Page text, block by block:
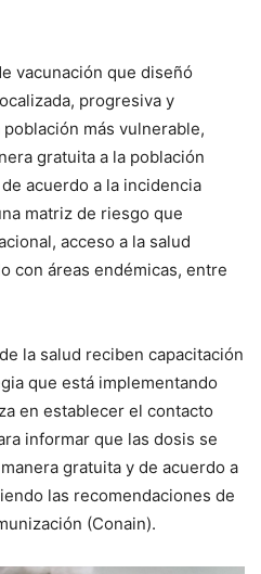
vacunación que diseñó
progresiva y
más vulnerable,
gratuita a la población
acuerdo a la incidencia
matriz de riesgo que
acceso a la salud
con áreas endémicas, entre
la salud reciben capacitación
que está implementando
en establecer el contacto
informar que las dosis se
gratuita y de acuerdo a
las recomendaciones de
(Conain).